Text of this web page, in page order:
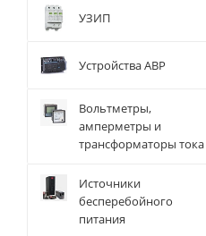
УЗИП
Устройства АВР
Вольтметры,
амперметры и
трансформаторы тока
Источники
бесперебойного
питания